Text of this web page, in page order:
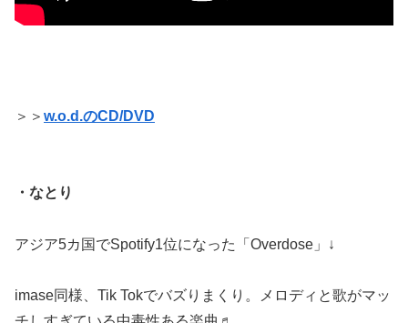
＞＞ w.o.d.のCD/DVD
・なとり
アジア5カ国でSpotify1位になった「Overdose」↓
imase同様、Tik Tokでバズりまくり。メロディと歌がマッ